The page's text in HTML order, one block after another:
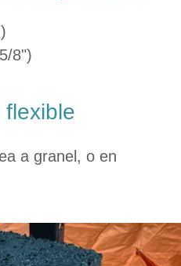
8")
a granel, o en